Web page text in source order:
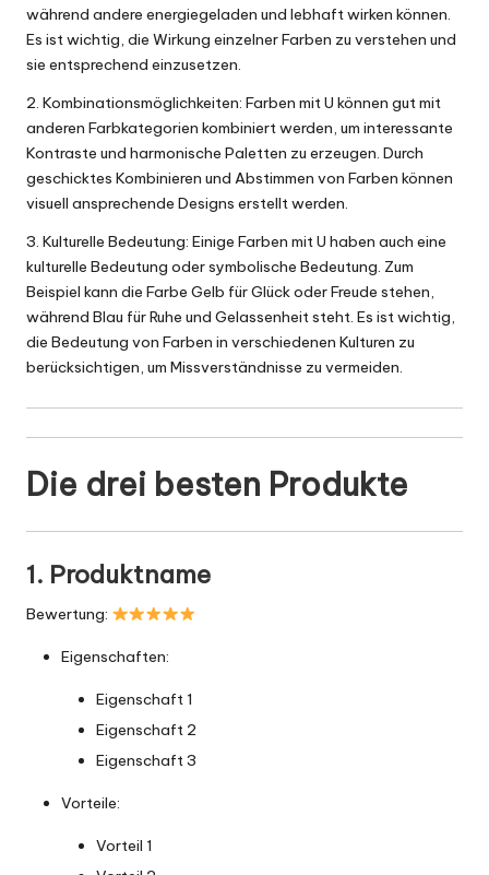
während andere energiegeladen und lebhaft wirken können.
Es ist wichtig, die Wirkung einzelner Farben zu verstehen und
sie entsprechend einzusetzen.
2. Kombinationsmöglichkeiten: Farben mit U können gut mit
anderen Farbkategorien kombiniert werden, um interessante
Kontraste und harmonische Paletten zu erzeugen. Durch
geschicktes Kombinieren und Abstimmen von Farben können
visuell ansprechende Designs erstellt werden.
3. Kulturelle Bedeutung: Einige Farben mit U haben auch eine
kulturelle Bedeutung oder symbolische Bedeutung. Zum
Beispiel kann die Farbe Gelb für Glück oder Freude stehen,
während Blau für Ruhe und Gelassenheit steht. Es ist wichtig,
die Bedeutung von Farben in verschiedenen Kulturen zu
berücksichtigen, um Missverständnisse zu vermeiden.
Die drei besten Produkte
1. Produktname
Bewertung:
Eigenschaften:
Eigenschaft 1
Eigenschaft 2
Eigenschaft 3
Vorteile:
Vorteil 1